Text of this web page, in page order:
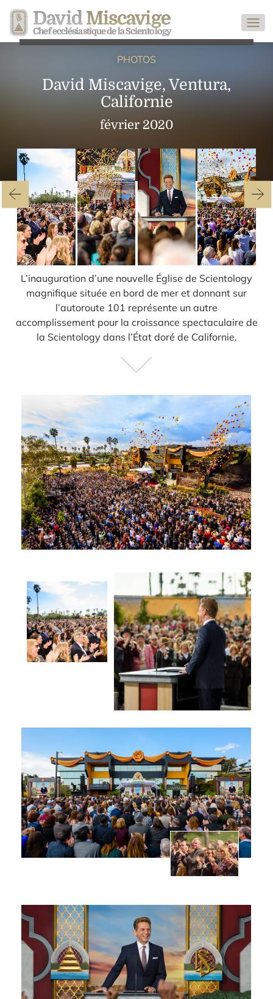
David Miscavige
Chef ecclésiastique de la Scientology
PHOTOS
David Miscavige, Ventura,
Californie
février 2020
L’inauguration d’une nouvelle Église de Scientology
magnifique située en bord de mer et donnant sur
l’autoroute 101 représente un autre
accomplissement pour la croissance spectaculaire de
la Scientology dans l’État doré de Californie.